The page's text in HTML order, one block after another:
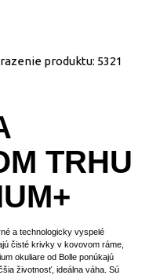
produktu: 5321
TRHU
a technologicky vyspelé
čisté krivky v kovovom ráme,
okuliare od Bolle ponúkajú
životnosť, ideálna váha. Sú